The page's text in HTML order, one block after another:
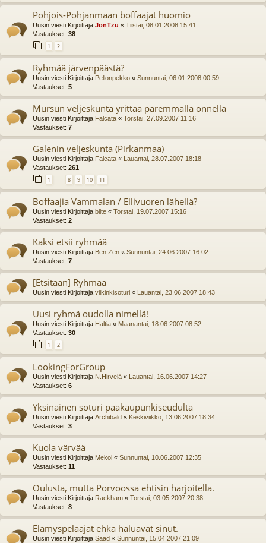
Pohjois-Pohjanmaan boffaajat huomio
Uusin viesti Kirjoittaja JonTzu « Tiistai, 08.01.2008 15:41
Vastaukset: 38
1 2
Ryhmää järvenpäästä?
Uusin viesti Kirjoittaja Pellonpekko « Sunnuntai, 06.01.2008 00:59
Vastaukset: 5
Mursun veljeskunta yrittää paremmalla onnella
Uusin viesti Kirjoittaja Falcata « Torstai, 27.09.2007 11:16
Vastaukset: 7
Galenin veljeskunta (Pirkanmaa)
Uusin viesti Kirjoittaja Falcata « Lauantai, 28.07.2007 18:18
Vastaukset: 261
1 8 9 10 11
Boffaajia Vammalan / Ellivuoren lähellä?
Uusin viesti Kirjoittaja blite « Torstai, 19.07.2007 15:16
Vastaukset: 2
Kaksi etsii ryhmää
Uusin viesti Kirjoittaja Ben Zen « Sunnuntai, 24.06.2007 16:02
Vastaukset: 7
[Etsitään] Ryhmää
Uusin viesti Kirjoittaja viikinkisoturi « Lauantai, 23.06.2007 18:43
Uusi ryhmä oudolla nimellä!
Uusin viesti Kirjoittaja Haltia « Maanantai, 18.06.2007 08:52
Vastaukset: 30
1 2
LookingForGroup
Uusin viesti Kirjoittaja N.Hirvelä « Lauantai, 16.06.2007 14:27
Vastaukset: 6
Yksinäinen soturi pääkaupunkiseudulta
Uusin viesti Kirjoittaja Archibald « Keskiviikko, 13.06.2007 18:34
Vastaukset: 3
Kuola värvää
Uusin viesti Kirjoittaja Mekol « Sunnuntai, 10.06.2007 12:35
Vastaukset: 11
Oulusta, mutta Porvoossa ehtisin harjoitella.
Uusin viesti Kirjoittaja Rackham « Torstai, 03.05.2007 20:38
Vastaukset: 8
Elämyspelaajat ehkä haluavat sinut.
Uusin viesti Kirjoittaja Saad « Sunnuntai, 15.04.2007 21:09